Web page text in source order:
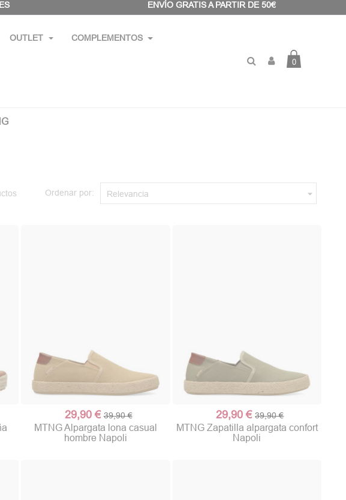
ENVÍO GRATIS A PARTIR DE 50€
OUTLET COMPLEMENTOS
0
Ordenar por: Relevancia 
29,90 € 39,90 €
MTNG Alpargata lona casual
hombre Napoli
29,90 € 39,90 €
MTNG Zapatilla alpargata confort
Napoli